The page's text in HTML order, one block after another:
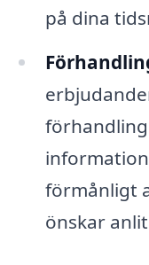
på dina
förmånligt
önskar